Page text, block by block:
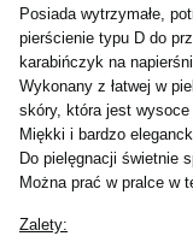
Posiada wytrzymałe,
pierścienie typu D do
karabińczyk na
Wykonany z łatwej w
skóry, która jest wysoce
Miękki i bardzo
Do pielęgnacji świetnie
Można prać w pralce w
Zalety: